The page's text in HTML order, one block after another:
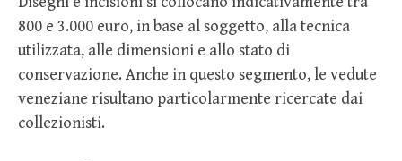
800 e 3.000 euro, in base al soggetto, alla tecnica
utilizzata, alle dimensioni e allo stato di
conservazione. Anche in questo segmento, le vedute
veneziane risultano particolarmente ricercate dai
collezionisti.